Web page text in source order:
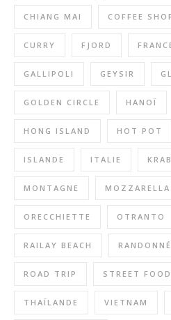
CHIANG MAI COFFEE
CURRY FJORD
GALLIPOLI GEYSIR
GOLDEN CIRCLE HANOÏ
HONG ISLAND HOT POT
ISLANDE ITALIE
MONTAGNE MOZZARELLA
ORECCHIETTE OTRANTO
RAILAY BEACH
ROAD TRIP STREET FOOD
THAÏLANDE VIETNAM